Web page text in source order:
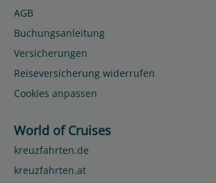
AGB
Buchungsanleitung
Versicherungen
Reiseversicherung widerrufen
Cookies anpassen
World of Cruises
kreuzfahrten.de
kreuzfahrten.at